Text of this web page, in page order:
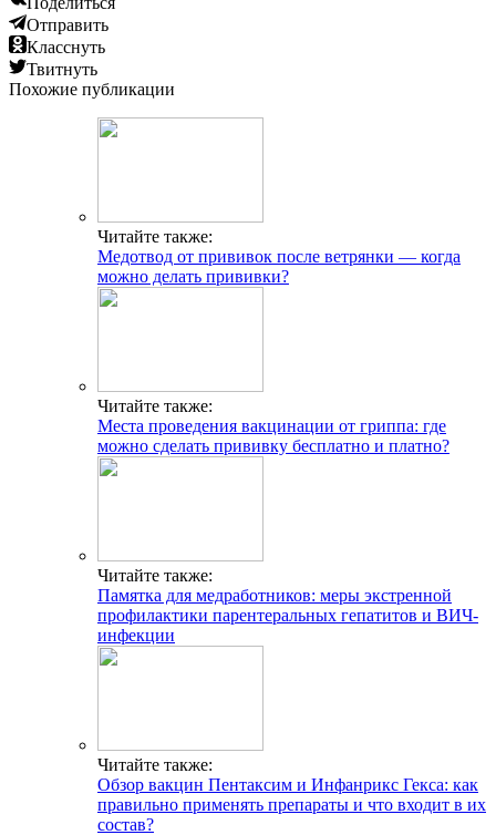
Отправить
Класснуть
Твитнуть
Похожие публикации
Читайте также:
Медотвод от прививок после ветрянки — когда
можно делать прививки?
Читайте также:
Места проведения вакцинации от гриппа: где
можно сделать прививку бесплатно и платно?
Читайте также:
Памятка для медработников: меры экстренной
профилактики парентеральных гепатитов и ВИЧ-
инфекции
Читайте также:
Обзор вакцин Пентаксим и Инфанрикс Гекса: как
правильно применять препараты и что входит в их
состав?